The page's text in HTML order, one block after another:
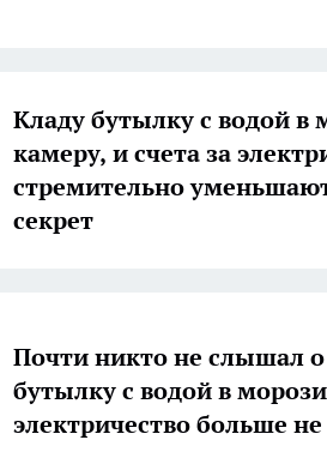
Кладу бутылку с водой в
камеру, и счета за
стремительно
секрет
Почти никто не слышал о
бутылку с водой в
электричество больше